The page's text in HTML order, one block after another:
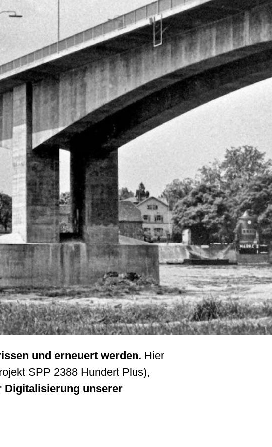
und erneuert werden. Hier
SPP 2388 Hundert Plus),
Digitalisierung unserer